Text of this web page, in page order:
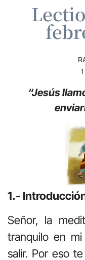
“Jesús
1.-
Señor, la
tranquilo en
salir. Por eso